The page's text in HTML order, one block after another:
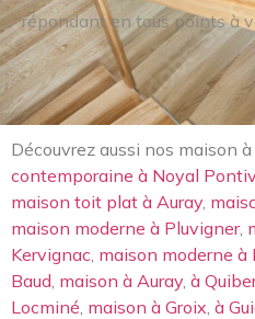
répondant en tous points à
Découvrez aussi nos maison à
contemporaine à Noyal
maison toit plat à Auray
maison moderne à Pluvigner,
Kervignac maison moderne à
Baud maison à Auray à
Locminé maison à Groix à